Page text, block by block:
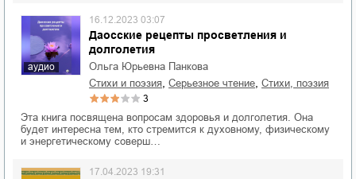
аудио
Даосские рецепты просветления и
долголетия
16.12.2023 03:07
Ольга Юрьевна Панкова
стихи и поэзия
серьезное чтение cтихи, поэзия
3
Эта книга посвящена вопросам здоровья и долголетия. Она
будет интересна тем, кто стремится к духовному, физическому
и энергетическому соверш…
17.04.2023 19:31